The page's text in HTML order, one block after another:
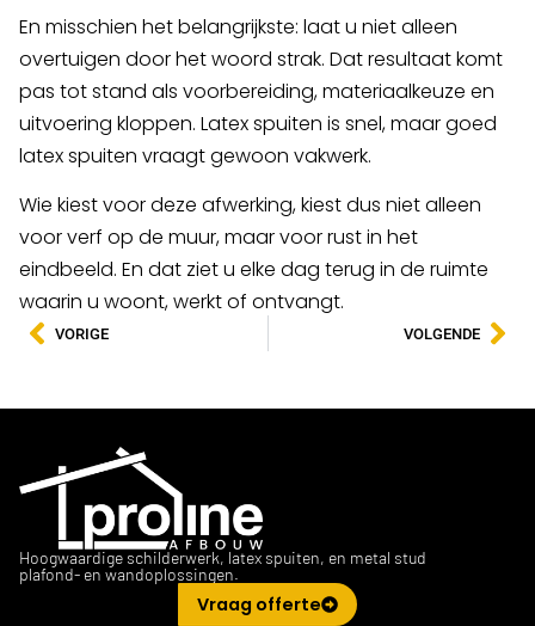
En misschien het belangrijkste: laat u niet alleen
overtuigen door het woord strak. Dat resultaat komt
pas tot stand als voorbereiding, materiaalkeuze en
uitvoering kloppen. Latex spuiten is snel, maar goed
latex spuiten vraagt gewoon vakwerk.
Wie kiest voor deze afwerking, kiest dus niet alleen
voor verf op de muur, maar voor rust in het
eindbeeld. En dat ziet u elke dag terug in de ruimte
waarin u woont, werkt of ontvangt.
VORIGE VOLGENDE
Hoogwaardige schilderwerk, latex spuiten, en metal stud
plafond- en wandoplossingen.
Vraag offerte